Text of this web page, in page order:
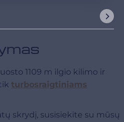
1109 m ilgio kilimo ir
turbosraigtiniams
skrydį, susisiekite su mūsų